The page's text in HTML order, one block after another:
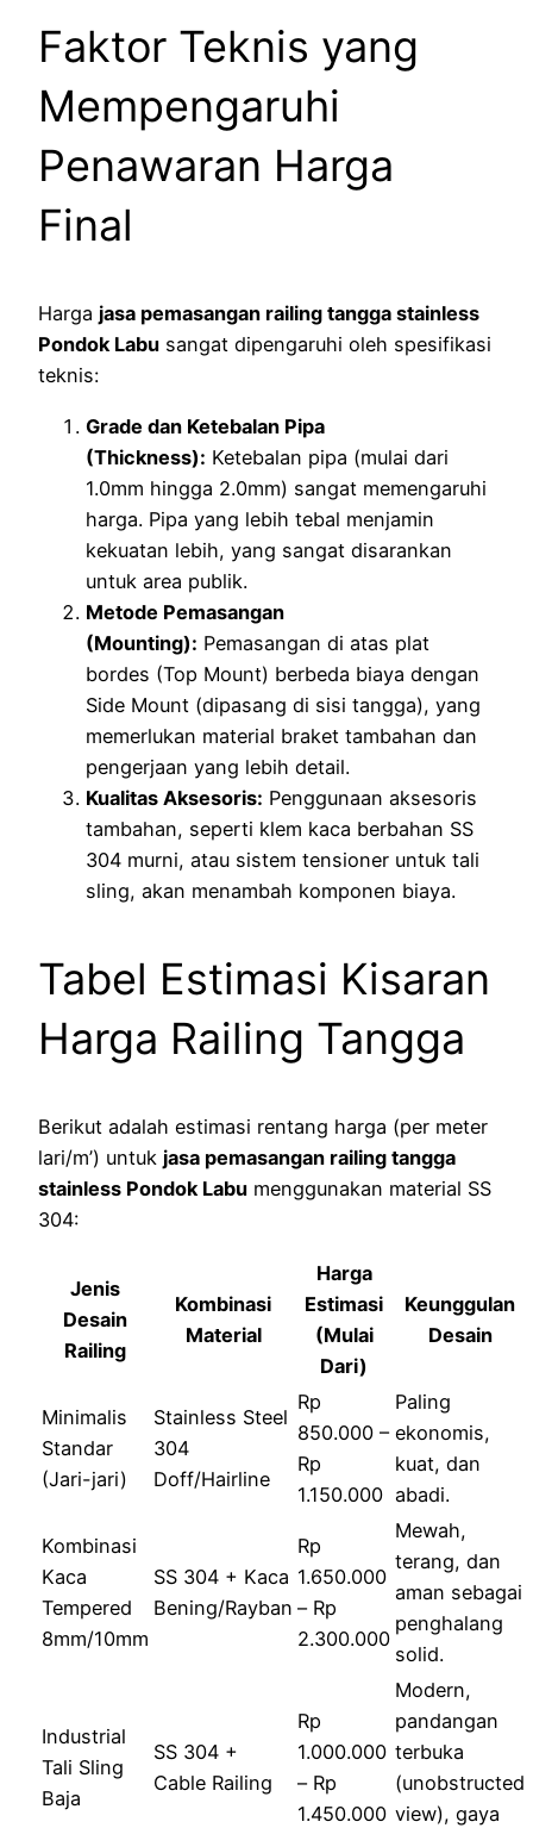
Faktor Teknis yang
Mempengaruhi
Penawaran Harga
Final
Harga jasa pemasangan railing tangga stainless
Pondok Labu sangat dipengaruhi oleh spesifikasi
teknis:
Grade dan Ketebalan Pipa
(Thickness): Ketebalan pipa (mulai dari
1.0mm hingga 2.0mm) sangat memengaruhi
harga. Pipa yang lebih tebal menjamin
kekuatan lebih, yang sangat disarankan
untuk area publik.
Metode Pemasangan
(Mounting): Pemasangan di atas plat
bordes (Top Mount) berbeda biaya dengan
Side Mount (dipasang di sisi tangga), yang
memerlukan material braket tambahan dan
pengerjaan yang lebih detail.
Kualitas Aksesoris: Penggunaan aksesoris
tambahan, seperti klem kaca berbahan SS
304 murni, atau sistem tensioner untuk tali
sling, akan menambah komponen biaya.
Tabel Estimasi Kisaran
Harga Railing Tangga
Berikut adalah estimasi rentang harga (per meter
lari/m’) untuk jasa pemasangan railing tangga
stainless Pondok Labu menggunakan material SS
304:
Jenis
Desain
Railing
Kombinasi
Material
Harga
Estimasi
(Mulai
Dari)
Keunggulan
Desain
Minimalis
Standar
(Jari-jari)
Stainless Steel
304
Doff/Hairline
Rp
850.000 –
Rp
1.150.000
Paling
ekonomis,
kuat, dan
abadi.
Kombinasi
Kaca
Tempered
8mm/10mm
SS 304 + Kaca
Bening/Rayban
Rp
1.650.000
– Rp
2.300.000
Mewah,
terang, dan
aman sebagai
penghalang
solid.
Industrial
Tali Sling
Baja
SS 304 +
Cable Railing
Rp
1.000.000
– Rp
1.450.000
Modern,
pandangan
terbuka
(unobstructed
view), gaya